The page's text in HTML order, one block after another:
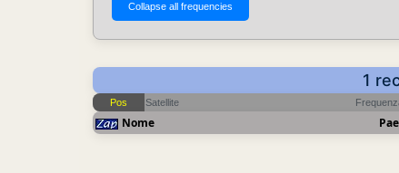
1
Pos Satellite
Nome